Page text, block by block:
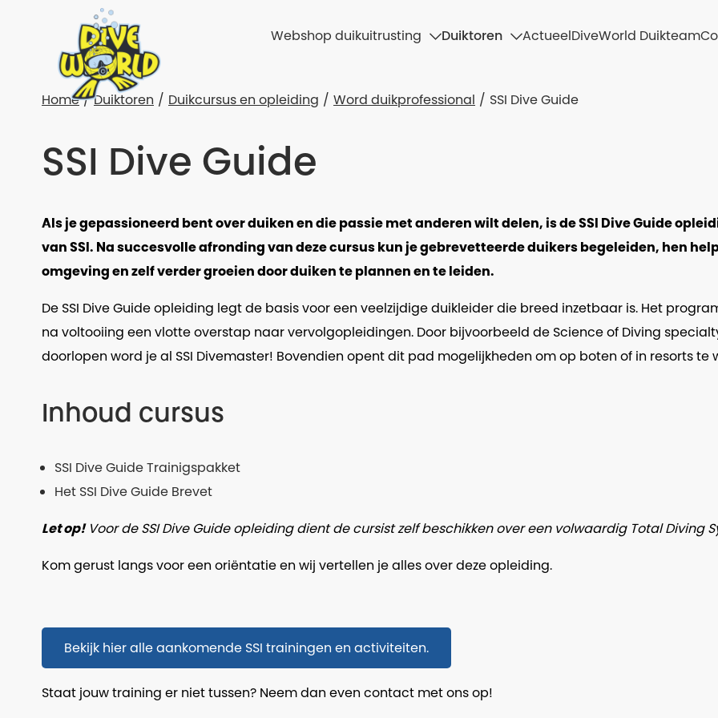
Webshop duikuitrusting Duiktoren ActueelDiveWorld Duikteam
Home Duiktoren Duikcursus en opleiding Word duikprofessional SSI Dive Guide
SSI Dive Guide
Als je gepassioneerd bent over duiken en die passie met anderen wilt delen, is de SSI Dive Guide
van SSI. Na succesvolle afronding van deze cursus kun je gebrevetteerde duikers begeleiden, hen
omgeving en zelf verder groeien door duiken te plannen en te leiden.
De SSI Dive Guide opleiding legt de basis voor een veelzijdige duikleider die breed inzetbaar is. Het
na voltooiing een vlotte overstap naar vervolgopleidingen. Door bijvoorbeeld de Science of Diving
doorlopen word je al SSI Divemaster! Bovendien opent dit pad mogelijkheden om op boten of in resorts te
Inhoud cursus
SSI Dive Guide Trainigspakket
Het SSI Dive Guide Brevet
Let op!Voor de SSI Dive Guide opleiding dient de cursist zelf beschikken over een volwaardig Total Diving
Kom gerust langs voor een oriëntatie en wij vertellen je alles over deze opleiding.
Bekijk hier alle aankomende SSI trainingen en activiteiten.
Staat jouw training er niet tussen? Neem dan even contact met ons op!